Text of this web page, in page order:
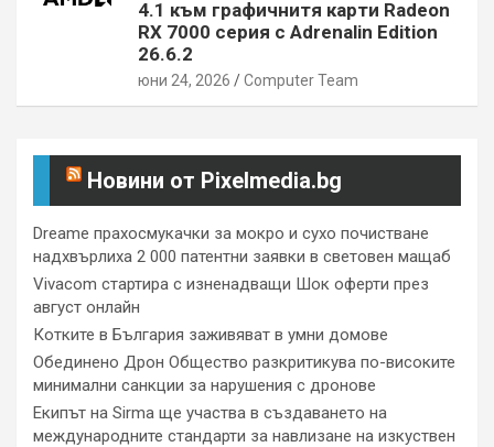
4.1 към графичнитя карти Radeon
RX 7000 серия с Adrenalin Edition
26.6.2
юни 24, 2026 Computer Team
Новини от Pixelmedia.bg
Dreame прахосмукачки за мокро и сухо почистване
надхвърлиха 2 000 патентни заявки в световен мащаб
Vivacom стартира с изненадващи Шок оферти през
август онлайн
Котките в България заживяват в умни домове
Обединено Дрон Общество разкритикува по-високите
минимални санкции за нарушения с дронове
Екипът на Sirma ще участва в създаването на
международните стандарти за навлизане на изкуствен